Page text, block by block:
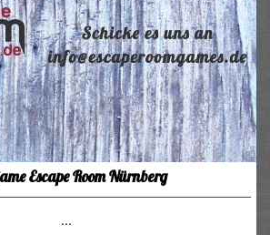
Escape Room Nürnberg
...